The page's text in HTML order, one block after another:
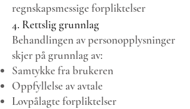
regnskapsmessige forpliktelser
4. Rettslig grunnlag
Behandlingen av personopplysninger
skjer på grunnlag av:
Samtykke fra brukeren
Oppfyllelse av avtale
Lovpålagte forpliktelser